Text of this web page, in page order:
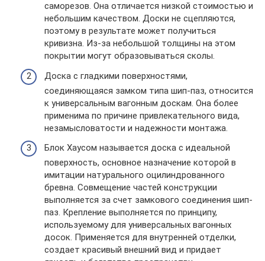
саморезов. Она отличается низкой стоимостью и
небольшим качеством. Доски не сцепляются,
поэтому в результате может получиться
кривизна. Из-за небольшой толщины на этом
покрытии могут образовываться сколы.
Доска с гладкими поверхностями,
соединяющаяся замком типа шип-паз, относится
к универсальным вагонным доскам. Она более
применима по причине привлекательного вида,
незамысловатости и надежности монтажа.
Блок Хаусом называется доска с идеальной
поверхность, основное назначение которой в
имитации натурального оцилиндрованного
бревна. Совмещение частей конструкции
выполняется за счет замкового соединения шип-
паз. Крепление выполняется по принципу,
используемому для универсальных вагонных
досок. Применяется для внутренней отделки,
создает красивый внешний вид и придает